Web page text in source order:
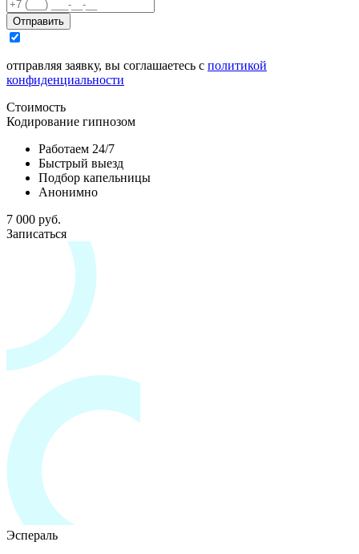
Отправить
отправляя заявку, вы соглашаетесь с политикой
конфиденциальности
Стоимость
Кодирование гипнозом
Работаем 24/7
Быстрый выезд
Подбор капельницы
Анонимно
7 000 руб.
Записаться
Эспераль